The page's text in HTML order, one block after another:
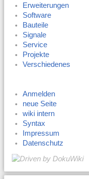
Erweiterungen
Software
Bauteile
Signale
Service
Projekte
Verschiedenes
Anmelden
neue Seite
wiki intern
Syntax
Impressum
Datenschutz